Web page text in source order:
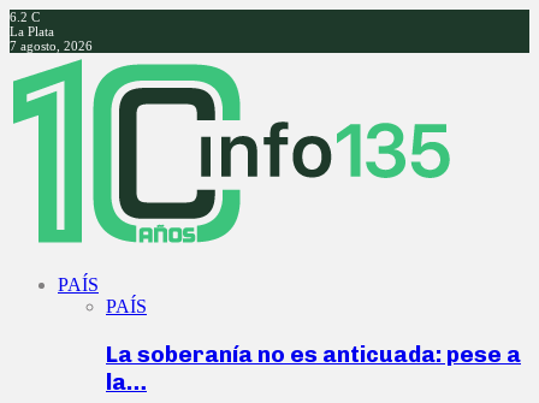
6.2 C
La Plata
7 agosto, 2026
Facebook
Twitter
Instagram
Youtube
PAÍS
PAÍS
La soberanía no es anticuada: pese a
la…